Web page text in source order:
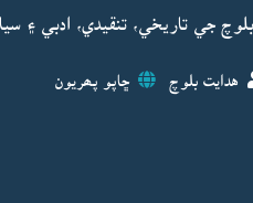
جي تاريخي، تنقيدي، ادبي ۽
هدايت بلوچ ڇاپو پھريون